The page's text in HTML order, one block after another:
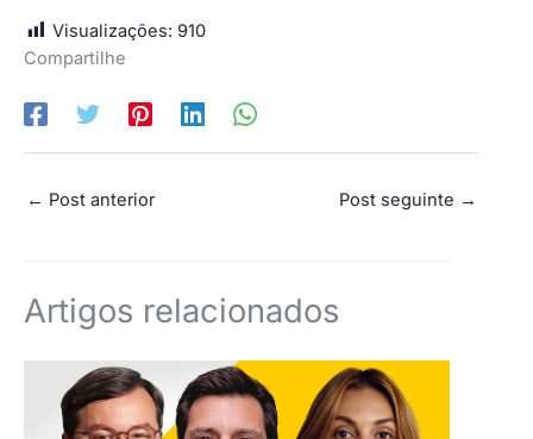
Visualizações: 910
Compartilhe
← Post anterior Post seguinte →
Artigos relacionados